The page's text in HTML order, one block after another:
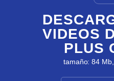
VIDEOS
PLUS
tamaño: 84